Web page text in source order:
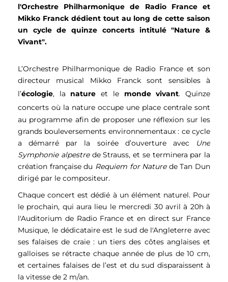
l'Orchestre Philharmonique de Radio France et
Mikko Franck dédient
un cycle de quinze concerts intitulé "Nature &
Vivant".
L’Orchestre Philharmonique de Radio France et son
directeur musical Mikko Franck sont sensibles à
l’écologie, la nature et le monde vivant. Quinze
concerts où la nature occupe une place centrale sont
au programme afin de proposer une réflexion sur les
grands bouleversements environnementaux : ce cycle
a démarré par la soirée d’ouverture avec
Une
Symphonie alpestrede Strauss, et se terminera par la
création française du Requiem for Naturede Tan Dun
dirigé par le compositeur.
Chaque concert est dédié à un élément naturel. Pour
le prochain, qui aura lieu le mercredi 30 avril à 20h à
l'Auditorium de Radio France et en direct sur France
Musique, le dédicataire est le sud de l'Angleterre avec
ses falaises de craie : un tiers des côtes anglaises et
galloises se rétracte chaque année de plus de 10 cm,
et certaines falaises de l’est et du sud disparaissent à
la vitesse de 2 m/an.